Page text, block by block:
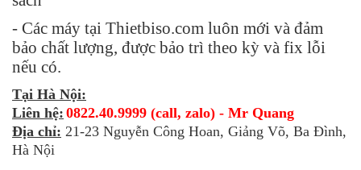
- Các máy tại Thietbiso.com luôn mới và đảm
bảo chất lượng, được bảo trì theo kỳ và fix lỗi
nếu có.
Tại Hà Nội:
Liên hệ: 0822.40.9999 (call, zalo) - Mr Quang
Địa chỉ: 21-23 Nguyễn Công Hoan, Giảng Võ, Ba Đình,
Hà Nội